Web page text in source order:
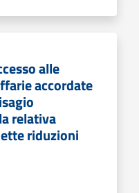
alle
accordate
relativa
riduzioni